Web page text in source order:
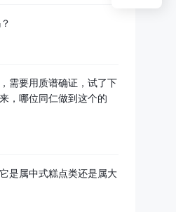
需要用质谱确证，试了下
，哪位同仁做到这个的
是属中式糕点类还是属大